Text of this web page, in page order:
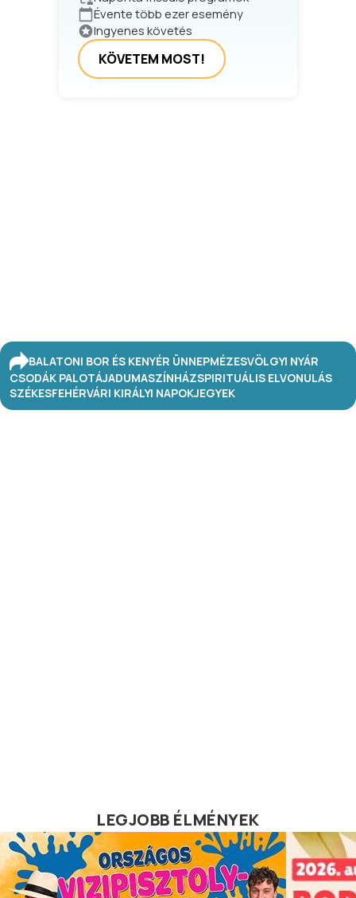
Évente több ezer esemény
Ingyenes követés
KÖVETEM MOST!
BALATONI BOR ÉS KENYÉR ÜNNEPMÉZESVÖLGYI NYÁR
CSODÁK PALOTÁJADUMASZÍNHÁZSPIRITUÁLIS ELVONULÁS
SZÉKESFEHÉRVÁRI KIRÁLYI NAPOKJEGYEK
LEGJOBB ÉLMÉNYEK